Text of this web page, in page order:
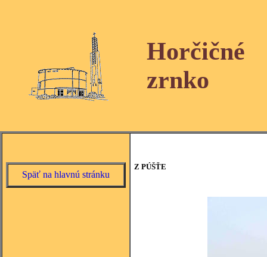
Horčičné
zrnko
Späť na hlavnú stránku
Z PÚŠŤE